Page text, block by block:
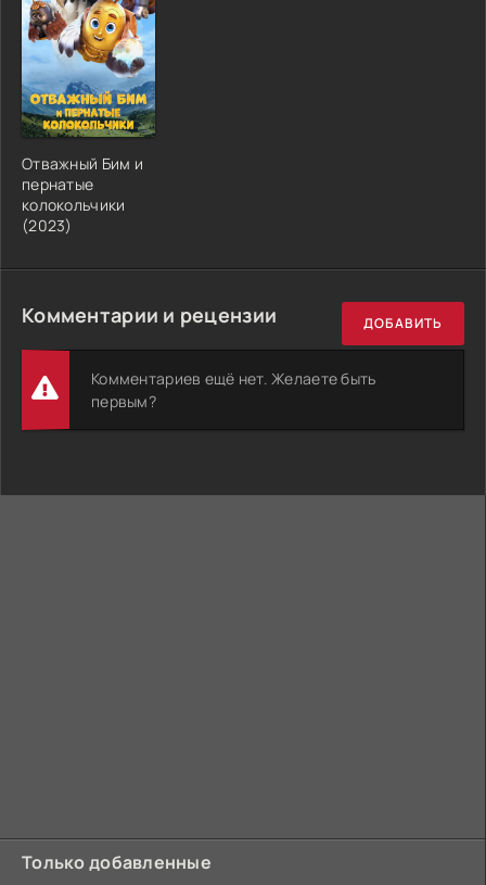
Отважный Бим и
пернатые
колокольчики
(2023)
Комментарии и рецензии ДОБАВИТЬ
Комментариев ещё нет. Желаете быть
первым?
Только добавленные